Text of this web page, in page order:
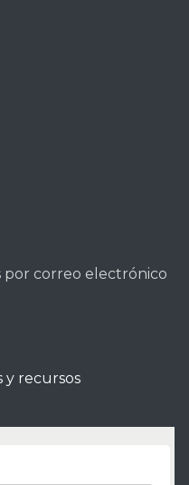
por correo electrónico
y recursos